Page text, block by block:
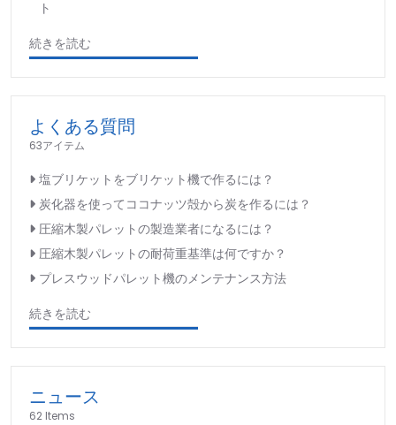
ト
続きを読む
よくある質問
63アイテム
塩ブリケットをブリケット機で作るには？
炭化器を使ってココナッツ殻から炭を作るには？
圧縮木製パレットの製造業者になるには？
圧縮木製パレットの耐荷重基準は何ですか？
プレスウッドパレット機のメンテナンス方法
続きを読む
ニュース
62 Items